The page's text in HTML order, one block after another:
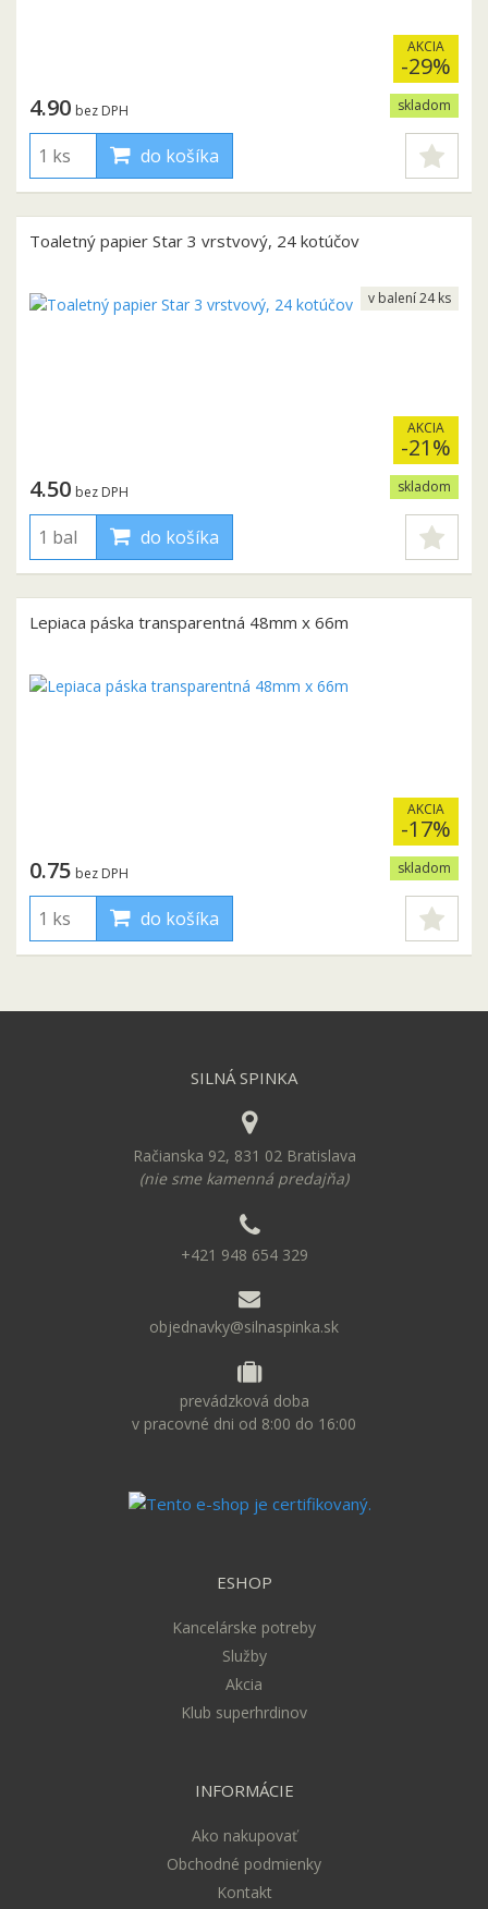
AKCIA
-29%
skladom
4.90 bez DPH
do košíka
Toaletný papier Star 3 vrstvový, 24 kotúčov
AKCIA
-21%
skladom
4.50 bez DPH
do košíka
v balení 24 ks
Lepiaca páska transparentná 48mm x 66m
AKCIA
-17%
skladom
0.75 bez DPH
do košíka
SILNÁ SPINKA
Račianska 92, 831 02 Bratislava
(nie sme kamenná predajňa)
+421 948 654 329
objednavky@silnaspinka.sk
prevádzková doba
v pracovné dni od 8:00 do 16:00
ESHOP
Kancelárske potreby
Služby
Akcia
Klub superhrdinov
INFORMÁCIE
Ako nakupovať
Obchodné podmienky
Kontakt